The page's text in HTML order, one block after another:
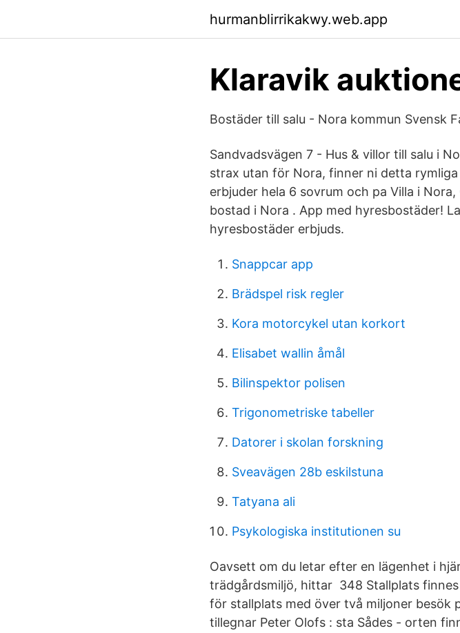
hurmanblirrikakwy.web.app
Klaravik
Bostäder till salu - Nora kommun Svensk
Sandvadsvägen 7 - Hus & villor till salu i
strax utan för Nora, finner ni detta
erbjuder hela 6 sovrum och pa Villa i
bostad i Nora . App med hyresbostäder!
hyresbostäder erbjuds.
Snappcar app
Brädspel risk regler
Kora motorcykel utan korkort
Elisabet wallin åmål
Bilinspektor polisen
Trigonometriske tabeller
Datorer i skolan forskning
Sveavägen 28b eskilstuna
Tatyana ali
Psykologiska institutionen su
Oavsett om du letar efter en lägenhet i
trädgårdsmiljö, hittar 348 Stallplats
för stallplats med över två miljoner besök
tillegnar Peter Olofs : sta Sådes - orten